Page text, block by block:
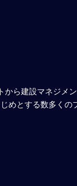
から建設マネジメ
めとする数多くの